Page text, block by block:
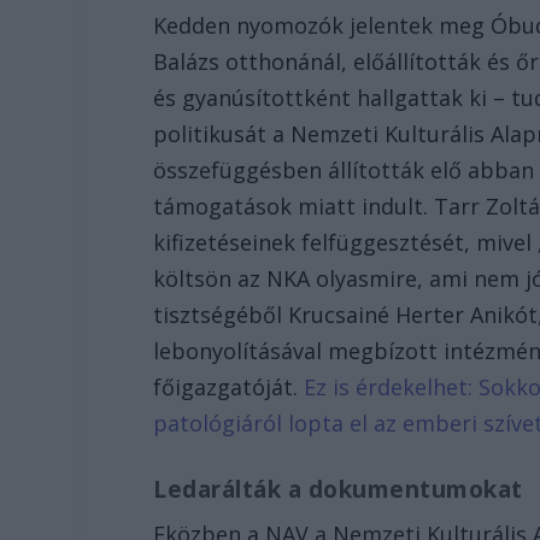
Kedden nyomozók jelentek meg
Balázs otthonánál, előállították és
és gyanúsítottként hallgattak ki –
politikusát a Nemzeti Kulturális
összefüggésben állították elő
támogatások miatt indult. Tarr
kifizetéseinek felfüggesztését,
költsön az NKA olyasmire, ami nem
tisztségéből Krucsainé Herter
lebonyolításával megbízott
főigazgatóját. Ez is érdekelhet:
patológiáról lopta el az emberi
Ledarálták a dokumentumokat